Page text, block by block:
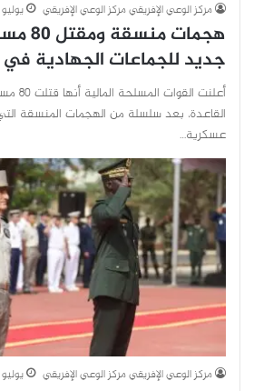
مركز الوعي الإفريقي مركز الوعي الإفريقي يوليو 2,
جديد للجماعات الجهادية
أعلنت
القاعدة، بعد سلسلة من الهجمات المنسقة
عسكرية…
مركز الوعي الإفريقي مركز الوعي الإفريقي يوليو 17,